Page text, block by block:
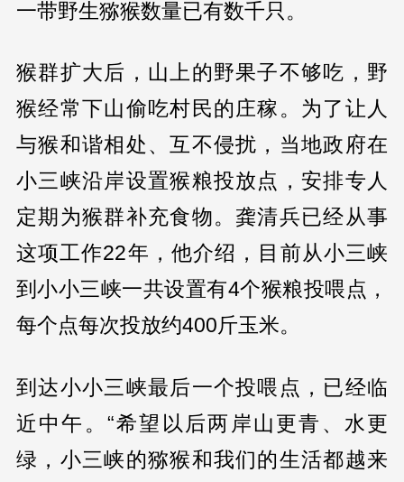
一带野生猕猴数量已有数千只。
猴群扩大后，山上的野果子不够吃，野
猴经常下山偷吃村民的庄稼。为了让人
与猴和谐相处、互不侵扰，当地政府在
小三峡沿岸设置猴粮投放点，安排专人
定期为猴群补充食物。龚清兵已经从事
这项工作22年，他介绍，目前从小三峡
到小小三峡一共设置有4个猴粮投喂点，
每个点每次投放约400斤玉米。
到达小小三峡最后一个投喂点，已经临
近中午。“希望以后两岸山更青、水更
绿，小三峡的猕猴和我们的生活都越来